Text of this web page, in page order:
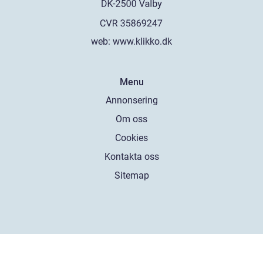
web: www.klikko.dk
Menu
Annonsering
Om oss
Cookies
Kontakta oss
Sitemap